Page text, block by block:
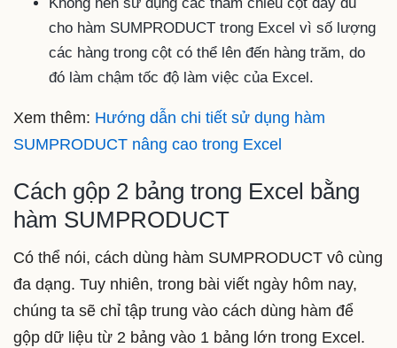
cho hàm SUMPRODUCT trong Excel vì số lượng
các hàng trong cột có thể lên đến hàng trăm, do
đó làm chậm tốc độ làm việc của Excel.
Xem thêm: Hướng dẫn chi tiết sử dụng hàm
SUMPRODUCT nâng cao trong Excel
Cách gộp 2 bảng trong Excel bằng
hàm SUMPRODUCT
Có thể nói, cách dùng hàm SUMPRODUCT vô cùng
đa dạng. Tuy nhiên, trong bài viết ngày hôm nay,
chúng ta sẽ chỉ tập trung vào cách dùng hàm để
gộp dữ liệu từ 2 bảng vào 1 bảng lớn trong Excel.